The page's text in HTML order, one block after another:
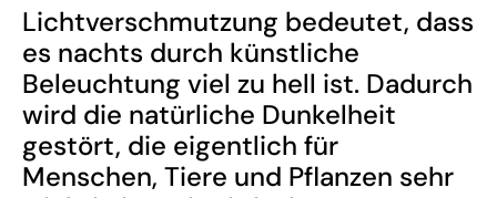
Lichtverschmutzung bedeutet, dass
es nachts durch künstliche
Beleuchtung viel zu hell ist. Dadurch
wird die natürliche Dunkelheit
gestört, die eigentlich für
Menschen, Tiere und Pflanzen sehr